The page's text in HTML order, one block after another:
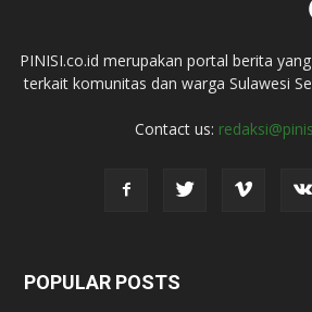
PINISI.co.id merupakan portal berita
terkait komunitas dan warga Sulawesi
Contact us:
POPULAR POSTS